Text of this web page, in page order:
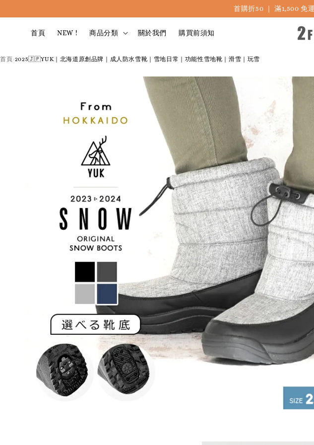
首購折50 ｜ 滿1,500 免
首頁 NEW ! 商品分類 關於我們 購買前須知
首頁›2025🇯🇵YUK｜北海道原創品牌｜成人防水雪靴｜雪地日常｜功能性雪地靴｜滑雪｜玩雪